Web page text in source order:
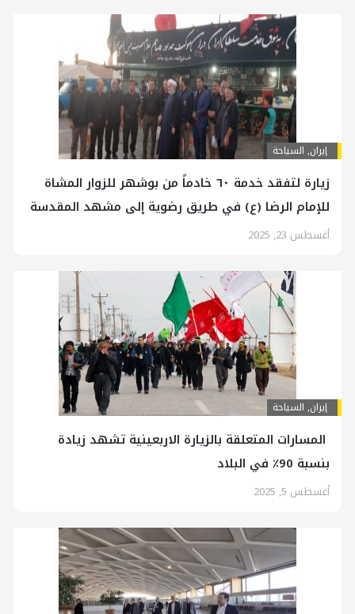
إيران, السياحة
زيارة لتفقد خدمة ٦٠ خادماً من بوشهر للزوار المشاة
للإمام الرضا (ع) في طريق رضوية إلى مشهد المقدسة
أغسطس 23, 2025
إيران, السياحة
المسارات المتعلقة بالزيارة الاربعينية تشهد زيادة
بنسبة 90٪ في البلاد
أغسطس 5, 2025